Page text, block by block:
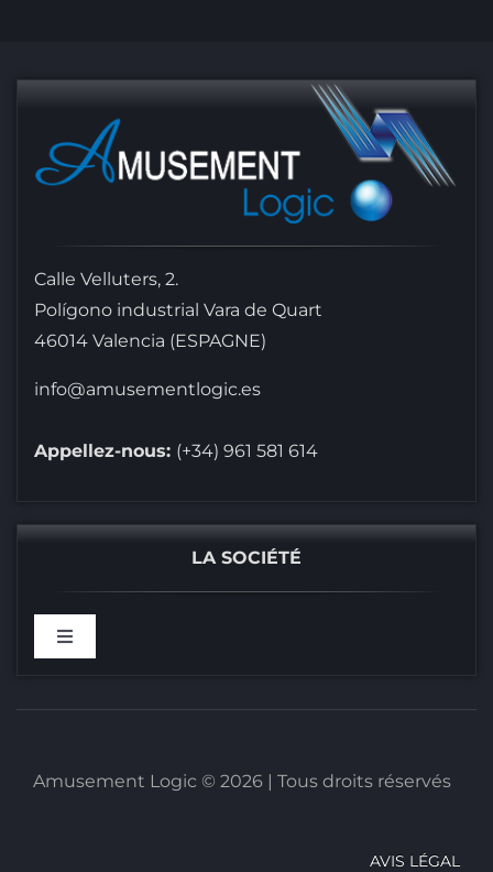
Calle Velluters, 2.
Polígono industrial Vara de Quart
46014 Valencia (ESPAGNE)
info@amusementlogic.es
Appellez-nous: (+34) 961 581 614
LA SOCIÉTÉ
Toggle
Amusement Logic © 2026 | Tous droits réservés
AVIS LÉGAL